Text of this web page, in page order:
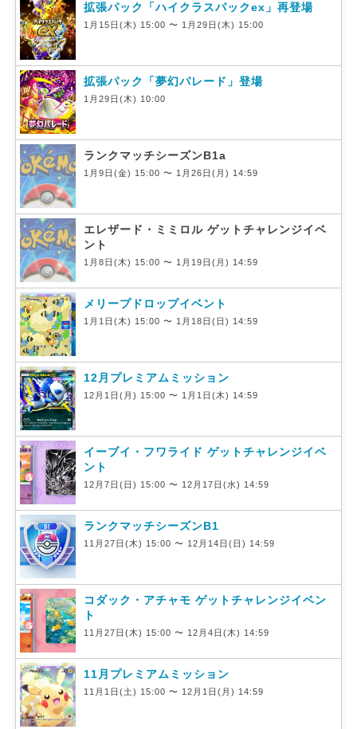
拡張パック「ハイクラスパックex」再登場
1月15日(木) 15:00 〜 1月29日(木) 15:00
拡張パック「夢幻パレード」登場
1月29日(木) 10:00
ランクマッチシーズンB1a
1月9日(金) 15:00 〜 1月26日(月) 14:59
エレザード・ミミロル ゲットチャレンジイベ
ント
1月8日(木) 15:00 〜 1月19日(月) 14:59
メリープドロップイベント
1月1日(木) 15:00 〜 1月18日(日) 14:59
12月プレミアムミッション
12月1日(月) 15:00 〜 1月1日(木) 14:59
イーブイ・フワライド ゲットチャレンジイベ
ント
12月7日(日) 15:00 〜 12月17日(水) 14:59
ランクマッチシーズンB1
11月27日(木) 15:00 〜 12月14日(日) 14:59
コダック・アチャモ ゲットチャレンジイベン
ト
11月27日(木) 15:00 〜 12月4日(木) 14:59
11月プレミアムミッション
11月1日(土) 15:00 〜 12月1日(月) 14:59